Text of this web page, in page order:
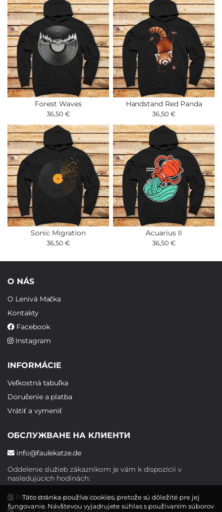
Forest Waves
36,50 €
Handstand Red Panda
36,50 €
Sonic Migration
36,50 €
Acuarius II
36,50 €
O NÁS
O Lenivá Mačka
Kontakty
Facebook
Instagram
INFORMÁCIE
Veľkostná tabuľka
Doručenie a platba
Vrátiť a vymeniť
ОБСЛУЖВАНЕ НА КЛИЕНТИ
info@faulekatze.de
Oddelenie služieb zákazníkom je vám k dispozícii v
nasledujúcich hodinách:
Pondelok - piatok: 10:00 - 19:00
Táto stránka používa cookies, pretože sú dôležité pre jej
fungovanie. Návštevou vyjadrujete súhlas s používaním súborov